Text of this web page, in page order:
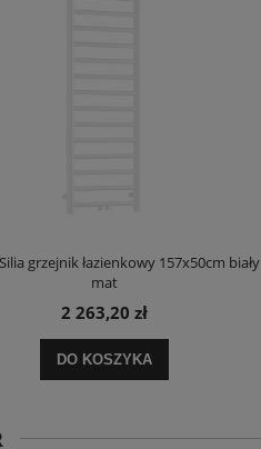
grzejnik łazienkowy 157x50cm biały
mat
2 263,20 zł
DO KOSZYKA